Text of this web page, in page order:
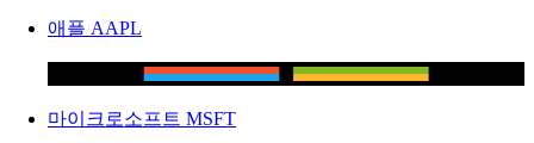
애플 AAPL
마이크로소프트 MSFT